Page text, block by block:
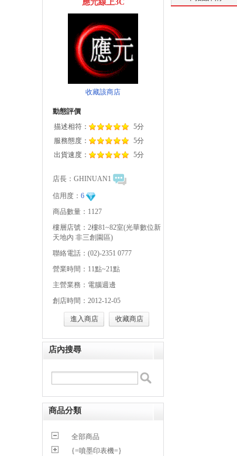
應元線上3C
收藏該商店
動態評價
描述相符：
5分
服務態度：
5分
出貨速度：
5分
店長： GHINUAN1
信用度： 6
商品數量：1127
樓層店號：2樓81~82室(光華數位新
天地內 非三創園區)
聯絡電話：(02)-2351 0777
營業時間：11點~21點
主營業務：電腦週邊
創店時間：2012-12-05
進入商店 收藏商店
店內搜尋
商品分類
全部商品
{=噴墨印表機=}